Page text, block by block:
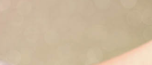
Etkö
Luo